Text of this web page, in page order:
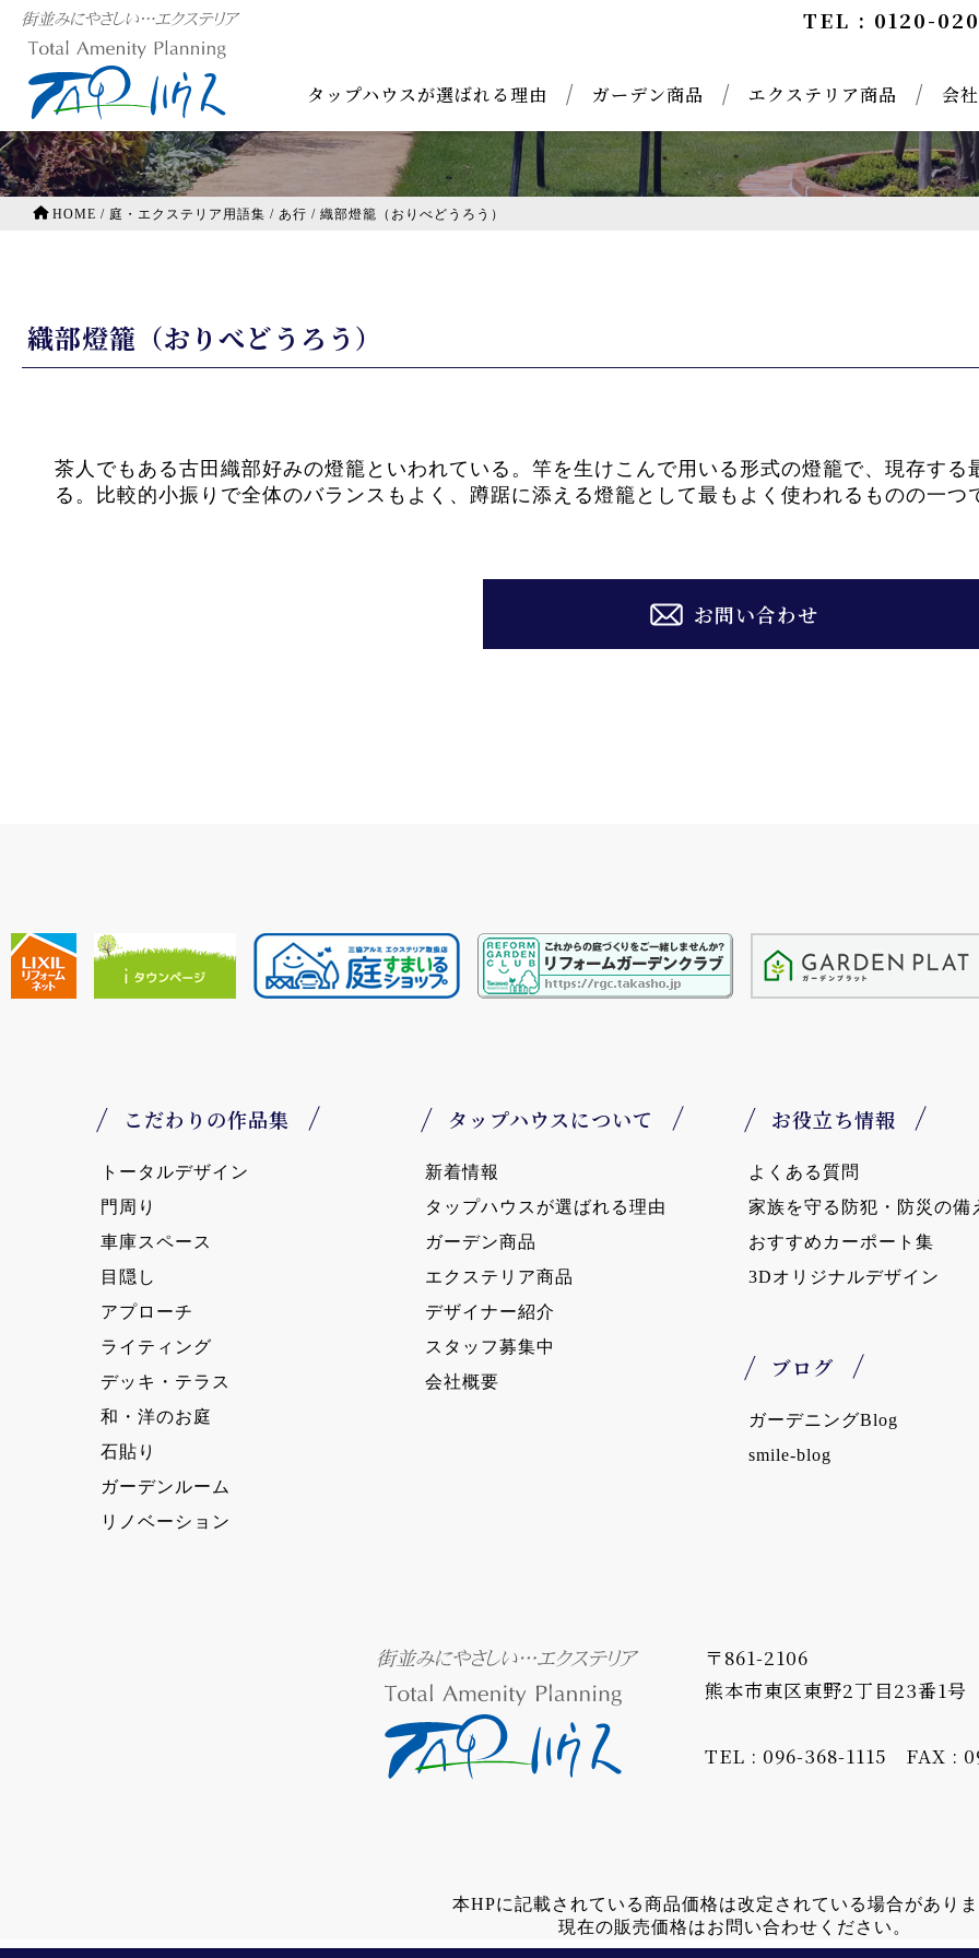
TEL : 0120-
タップハウスが選ばれる理由 ガーデン商品 エクステリア商品 会
庭・エクステリア用語集
HOME / 庭・エクステリア用語集 / あ行 / 織部燈籠（おりべどうろう）
織部燈籠（おりべどうろう）
茶人でもある古田織部好みの燈籠といわれている。竿を生けこんで用いる形式の燈籠で、現存す
る。比較的小振りで全体のバランスもよく、蹲踞に添える燈籠として最もよく使われるものの一つ
お問い合わせ
こだわりの作品集
トータルデザイン
門周り
車庫スペース
目隠し
アプローチ
ライティング
デッキ・テラス
和・洋のお庭
石貼り
ガーデンルーム
リノベーション
タップハウスについて
新着情報
タップハウスが選ばれる理由
ガーデン商品
エクステリア商品
デザイナー紹介
スタッフ募集中
会社概要
お役立ち情報
よくある質問
家族を守る防犯・防災の備
おすすめカーポート集
3Dオリジナルデザイン
ブログ
ガーデニングBlog
smile-blog
〒861-2106
熊本市東区東野2丁目23番1号
TEL : 096-368-1115 FAX :
本HPに記載されている商品価格は改定されている場合があり
現在の販売価格はお問い合わせください。